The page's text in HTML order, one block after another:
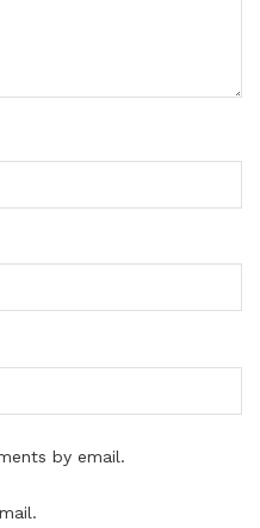
by email.